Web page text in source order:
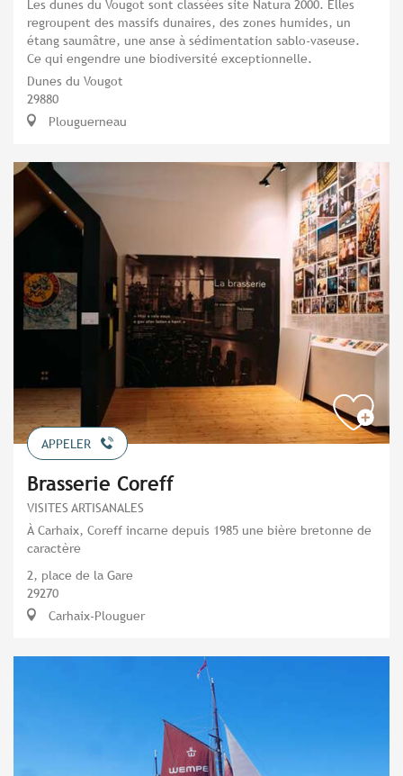
Les dunes du Vougot sont classées site Natura 2000. Elles
regroupent des massifs dunaires, des zones humides, un
étang saumâtre, une anse à sédimentation sablo-vaseuse.
Ce qui engendre une biodiversité exceptionnelle.
Dunes du Vougot
29880
Plouguerneau
APPELER
Brasserie Coreff
VISITES ARTISANALES
À Carhaix, Coreff incarne depuis 1985 une bière bretonne de
caractère
2, place de la Gare
29270
Carhaix-Plouguer